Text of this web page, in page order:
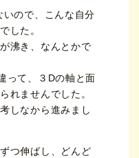
ので、こんな自分
した。
沸き、なんとかで
って、３Dの軸と面
れませんでした。
しなから進みまし
つ伸ばし、どんど